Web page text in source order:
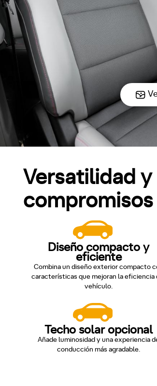
Versatilidad
compromisos
Diseño compacto y
eficiente
Combina un diseño exterior compacto
características que mejoran la eficiencia
vehículo.
Techo solar opcional
Añade luminosidad y una experiencia
conducción más agradable.